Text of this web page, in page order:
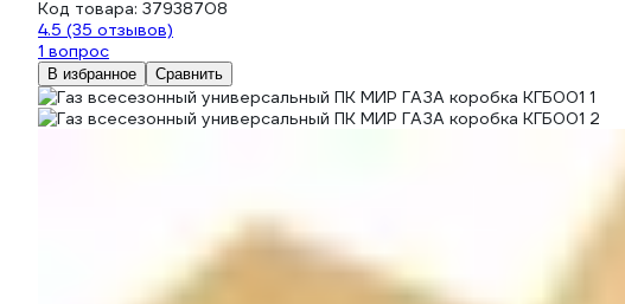
Код товара: 37938708
4.5 (35 отзывов)
1 вопрос
В избранное Сравнить